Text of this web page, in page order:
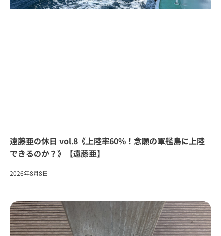
遠藤亜の休日 vol.8《上陸率60%！念願の軍艦島に上陸
できるのか？》【遠藤亜】
2026年8月8日